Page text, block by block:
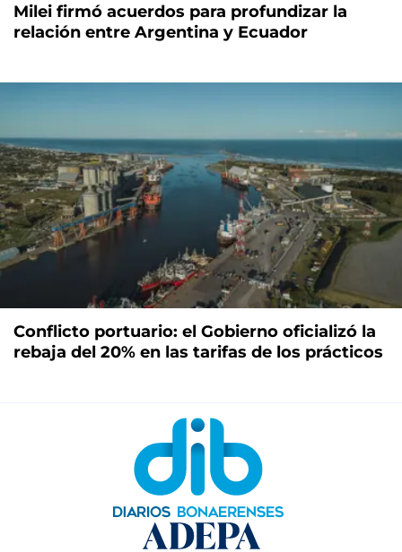
Milei firmó acuerdos para profundizar la
relación entre Argentina y Ecuador
Conflicto portuario: el Gobierno oficializó la
rebaja del 20% en las tarifas de los prácticos